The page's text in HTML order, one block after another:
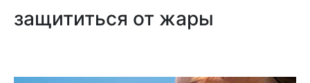
защититься от жары